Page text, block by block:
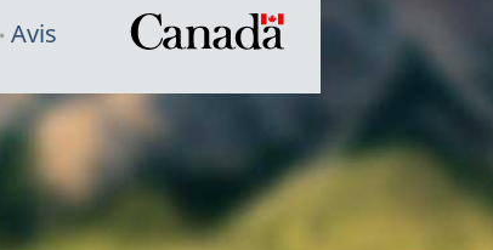
Avis
/
gouvernement
du